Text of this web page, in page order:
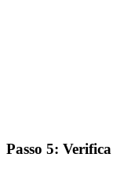
Passo 5: